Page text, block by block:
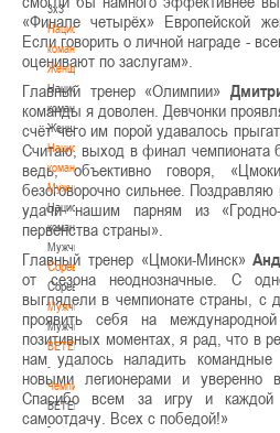
3х3
Национальная
команда.
Женщины
Национальная
команда.
Женщины
Национальная
команда.
Мужчины
Национальная
команда.
Мужчины
Соревнования
Соревнования
Мужчины
Мужчины
BETERA
-
Чемпионат
BETERA
-
«Финале четырёх» Европейской
Если говорить о личной награде -
оценивают по заслугам».
Главный тренер «Олимпии»
команды я доволен. Девчонки
счёт чего им порой удавалось
Считаю, выход в финал чемпионата
ведь, объективно говоря,
безоговорочно сильнее.
удачи нашим парням из
первенства страны».
Главный тренер «Цмоки-Минск»
от сезона неоднозначные. С
выглядели в чемпионате страны, с
проявить себя на
позитивных моментах, я рад, что в
нам удалось наладить
новыми легионерами и уверенно
Спасибо всем за игру и каждой
самоотдачу. Всех с победой!»